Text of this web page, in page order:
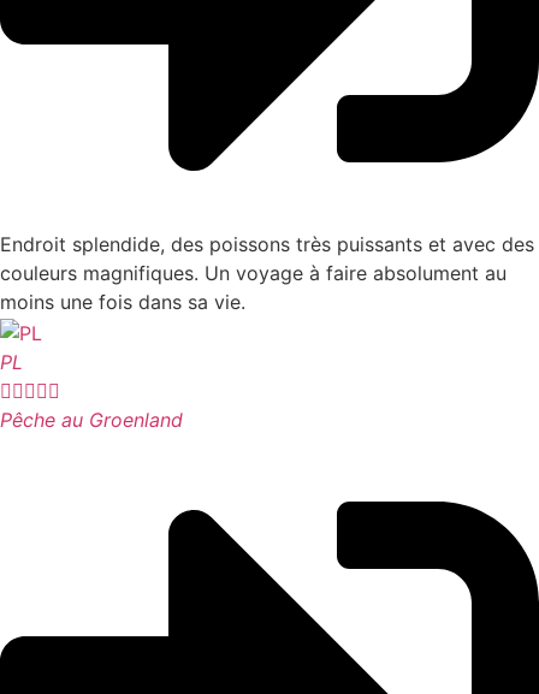
Endroit splendide, des poissons très puissants et avec des
couleurs magnifiques. Un voyage à faire absolument au
moins une fois dans sa vie.
PL

Pêche au Groenland